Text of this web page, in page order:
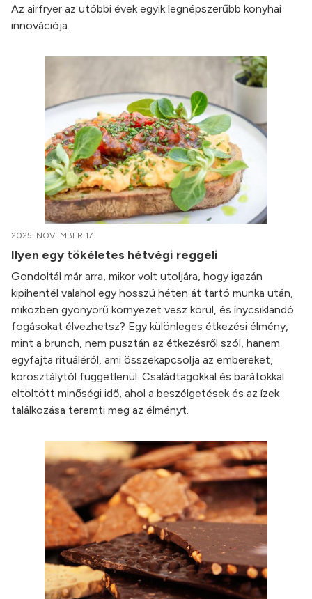
Az airfryer az utóbbi évek egyik legnépszerűbb konyhai
innovációja.
2025. NOVEMBER 17.
Ilyen egy tökéletes hétvégi reggeli
Gondoltál már arra, mikor volt utoljára, hogy igazán
kipihentél valahol egy hosszú héten át tartó munka után,
miközben gyönyörű környezet vesz körül, és ínycsiklandó
fogásokat élvezhetsz? Egy különleges étkezési élmény,
mint a brunch, nem pusztán az étkezésről szól, hanem
egyfajta rituáléról, ami összekapcsolja az embereket,
korosztálytól függetlenül. Családtagokkal és barátokkal
eltöltött minőségi idő, ahol a beszélgetések és az ízek
találkozása teremti meg az élményt.